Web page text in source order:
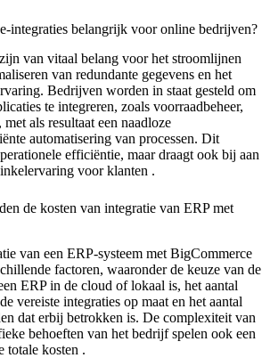
integraties belangrijk voor online bedrijven?
van vitaal belang voor het stroomlijnen
van redundante gegevens en het
Bedrijven worden in staat gesteld om
te integreren, zoals voorraadbeheer,
als resultaat een naadloze
automatisering van processen. Dit
efficiëntie, maar draagt ook bij aan
voor klanten .
de kosten van integratie van ERP met
van een ERP-systeem met BigCommerce
factoren, waaronder de keuze van de
ERP in de cloud of lokaal is, het aantal
vereiste integraties op maat en het aantal
dat erbij betrokken is. De complexiteit van
behoeften van het bedrijf spelen ook een
totale kosten .